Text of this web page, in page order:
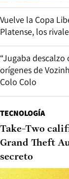
Vuelve la Copa
Platense, los
“Jugaba descalzo
orígenes de
Colo Colo
TECNOLOGÍA
Take-Two
Grand Theft
secreto